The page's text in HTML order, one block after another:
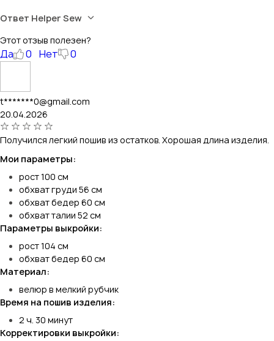
Ответ Helper Sew
Этот отзыв полезен?
Да 0 Нет 0
t*******0@gmail.com
20.04.2026
Получился легкий пошив из остатков. Хорошая длина изделия.
Мои параметры:
рост 100 см
обхват груди 56 см
обхват бедер 60 см
обхват талии 52 см
Параметры выкройки:
рост 104 см
обхват бедер 60 см
Материал:
велюр в мелкий рубчик
Время на пошив изделия:
2 ч. 30 минут
Корректировки выкройки: